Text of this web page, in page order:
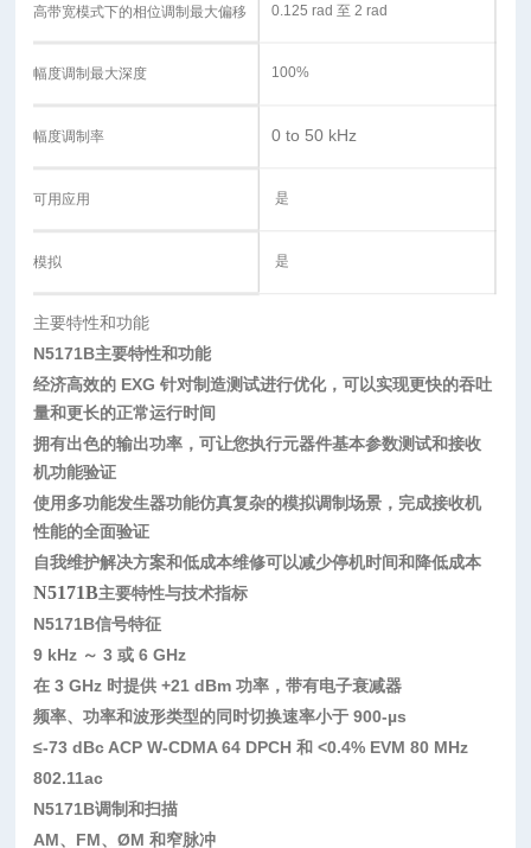
高带宽模式下的相位调制最大偏移 0.125 rad 至 2 rad
幅度调制最大深度 100%
幅度调制率 0 to 50 kHz
可用应用 是
模拟 是
主要特性和功能
N5171B主要特性和功能
经济高效的 EXG 针对制造测试进行优化，可以实现更快的吞吐
量和更长的正常运行时间
拥有出色的输出功率，可让您执行元器件基本参数测试和接收
机功能验证
使用多功能发生器功能仿真复杂的模拟调制场景，完成接收机
性能的全面验证
自我维护解决方案和低成本维修可以减少停机时间和降低成本
N5171B主要特性与技术指标
N5171B信号特征
9 kHz ～ 3 或 6 GHz
在 3 GHz 时提供 +21 dBm 功率，带有电子衰减器
频率、功率和波形类型的同时切换速率小于 900-µs
≤-73 dBc ACP W-CDMA 64 DPCH 和 <0.4% EVM 80 MHz
802.11ac
N5171B调制和扫描
AM、FM、ØM 和窄脉冲